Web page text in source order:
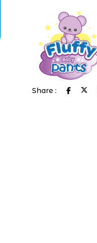
Share :